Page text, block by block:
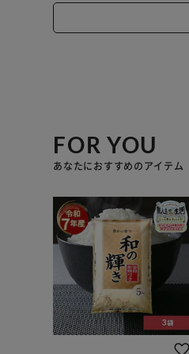
FOR YOU
あなたにおすすめのアイテム